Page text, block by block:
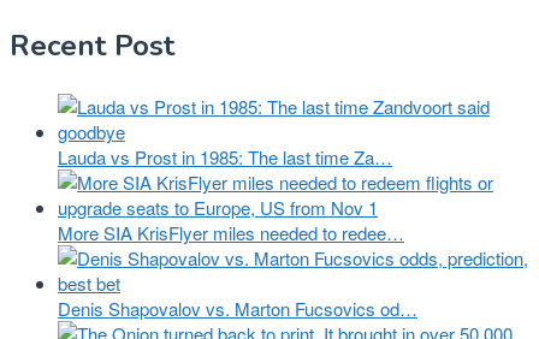
Recent Post
Lauda vs Prost in 1985: The last time Za…
More SIA KrisFlyer miles needed to redee…
Denis Shapovalov vs. Marton Fucsovics od…